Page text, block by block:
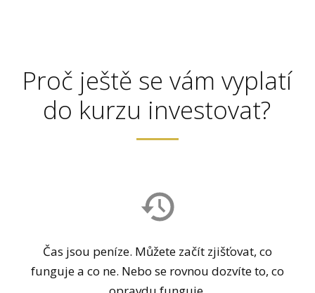
Proč ještě se vám vyplatí
do kurzu investovat?
Čas jsou peníze. Můžete začít zjišťovat, co
funguje a co ne. Nebo se rovnou dozvíte to, co